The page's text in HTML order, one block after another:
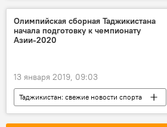
Какой сегодня праздник: календарь
Мир
Таджикистан
Олимпийская сборная Таджикистана
начала подготовку к чемпионату
Азии-2020
13 января 2019, 09:03
Таджикистан: свежие новости спорта
Все новости
чемпионат